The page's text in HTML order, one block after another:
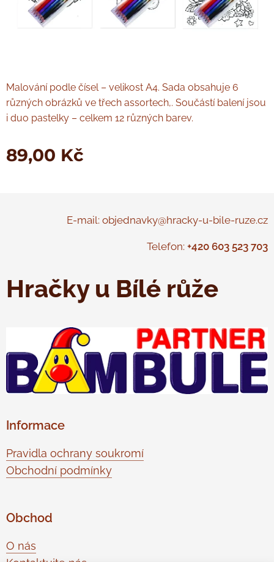
Malování podle čísel – velikost A4. Sada obsahuje 6
různých obrázků ve třech assortech,. Součástí balení jsou
i duo pastelky – celkem 12 různých barev.
89,00 Kč
E-mail: objednavky@hracky-u-bile-ruze.cz
Telefon: +420 603 523 703
Hračky u Bílé růže
Informace
Pravidla ochrany soukromí
Obchodní podmínky
Obchod
O nás